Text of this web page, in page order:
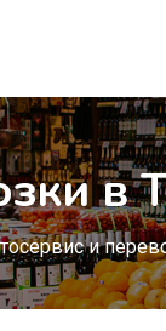
в
и